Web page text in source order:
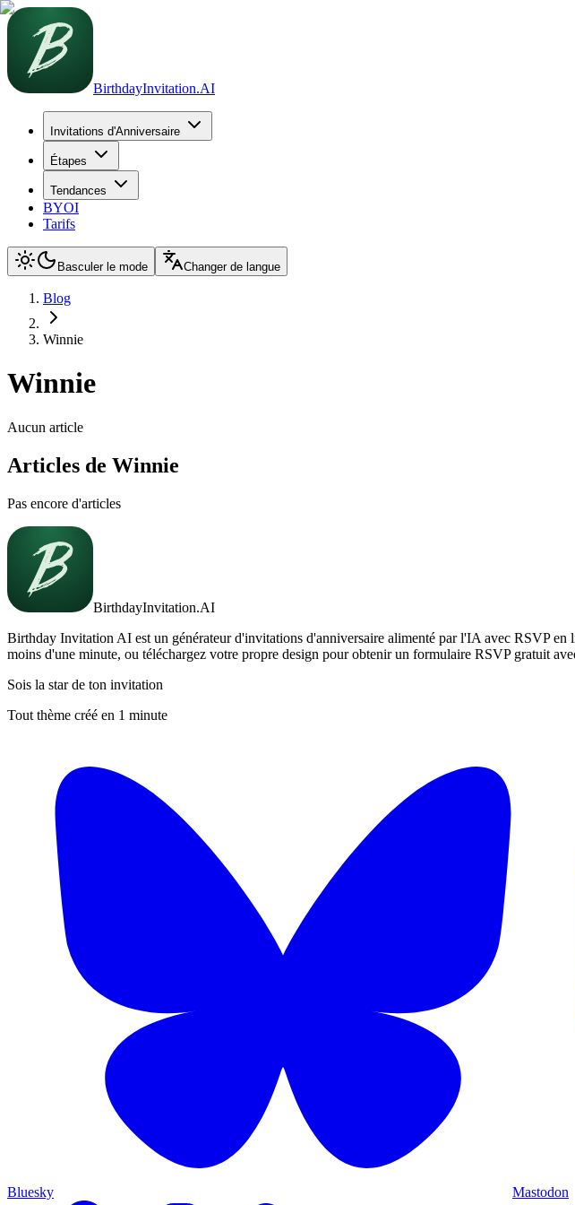
BirthdayInvitation.AI
Invitations d'Anniversaire
Étapes
Tendances
BYOI
Tarifs
Basculer le mode Changer de langue
Blog
Winnie
Winnie
Aucun article
Articles de Winnie
Pas encore d'articles
BirthdayInvitation.AI
Birthday Invitation AI est un générateur d'invitations d'anniversaire alimenté par l'IA avec RSVP en
moins d'une minute, ou téléchargez votre propre design pour obtenir un formulaire RSVP gratuit
Sois la star de ton invitation
Tout thème créé en 1 minute
Bluesky Mastodon